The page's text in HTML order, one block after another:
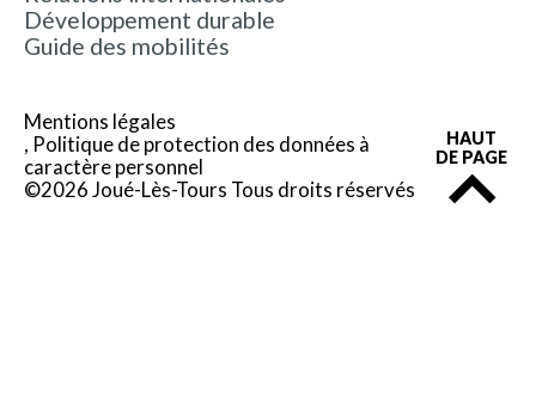
Développement durable
Guide des mobilités
Mentions légales
Politique de protection des données à
caractère personnel
©2026 Joué-Lès-Tours Tous droits réservés
HAUT
DE PAGE